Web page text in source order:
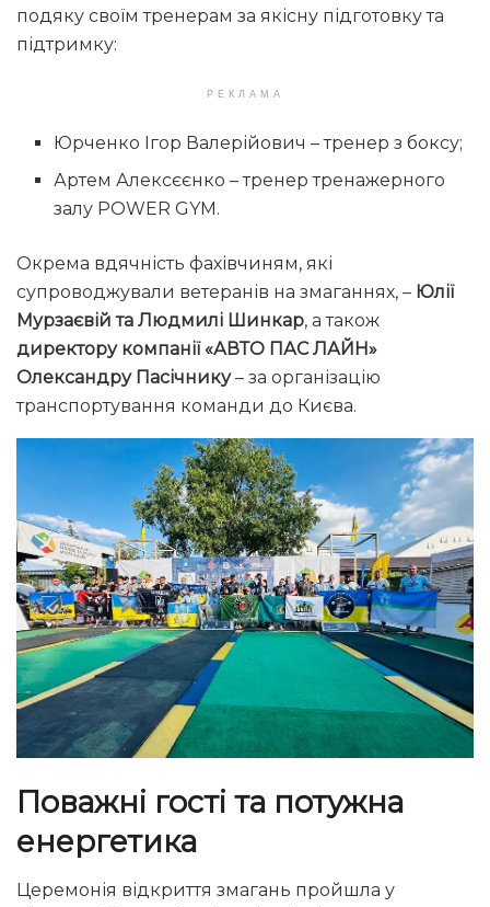
подяку своїм тренерам за якісну підготовку та
підтримку:
РЕКЛАМА
Юрченко Ігор Валерійович – тренер з боксу;
Артем Алексєєнко – тренер тренажерного
залу POWER GYM.
Окрема вдячність фахівчиням, які
супроводжували ветеранів на змаганнях, – Юлії
Мурзаєвій та Людмилі Шинкар, а також
директору компанії «АВТО ПАС ЛАЙН»
Олександру Пасічнику– за організацію
транспортування команди до Києва.
Поважні гості та потужна
енергетика
Церемонія відкриття змагань пройшла у